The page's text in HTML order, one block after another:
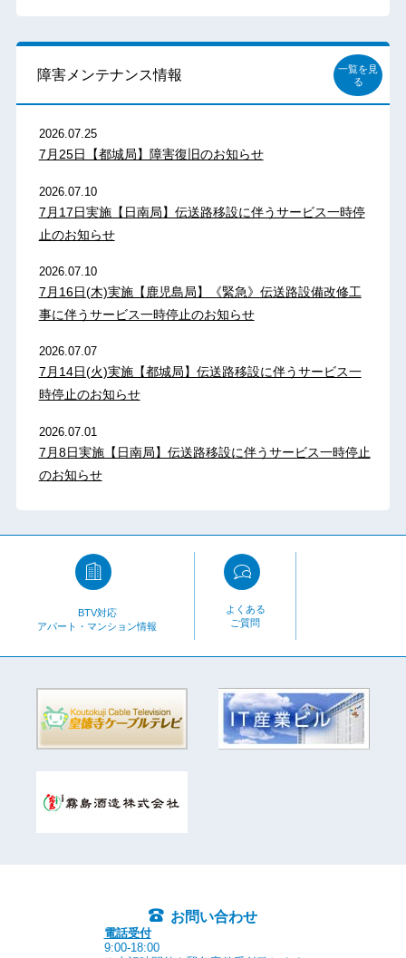
障害メンテナンス情報
一覧を見
る
2026.07.25
7月25日【都城局】障害復旧のお知らせ
2026.07.10
7月17日実施【日南局】伝送路移設に伴うサービス一時停
止のお知らせ
2026.07.10
7月16日(木)実施【鹿児島局】《緊急》伝送路設備改修工
事に伴うサービス一時停止のお知らせ
2026.07.07
7月14日(火)実施【都城局】伝送路移設に伴うサービス一
時停止のお知らせ
2026.07.01
7月8日実施【日南局】伝送路移設に伴うサービス一時停止
のお知らせ
BTV対応
アパート・マンション情報
よくある
ご質問
お問い合わせ
電話受付
9:00-18:00